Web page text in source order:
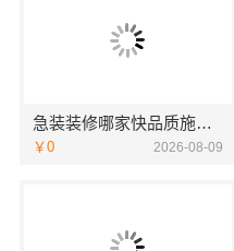
急装装修哪家快品质施工，同城快装（湖北）科技有限公司省心靠谱
￥0 2026-08-09